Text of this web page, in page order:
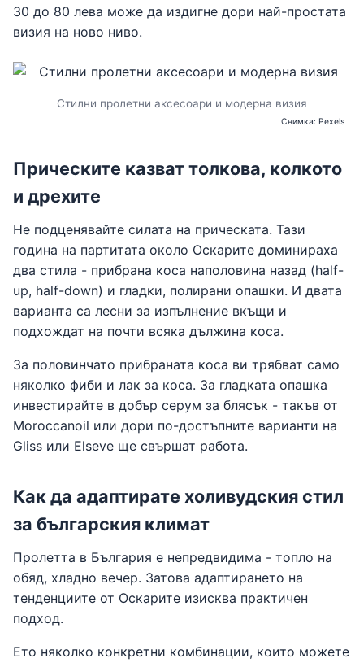
30 до 80 лева може да издигне дори най-простата
визия на ново ниво.
Стилни пролетни аксесоари и модерна визия
Снимка: Pexels
Прическите казват толкова, колкото
и дрехите
Не подценявайте силата на прическата. Тази
година на партитата около Оскарите доминираха
два стила - прибрана коса наполовина назад (half-
up, half-down) и гладки, полирани опашки. И двата
варианта са лесни за изпълнение вкъщи и
подхождат на почти всяка дължина коса.
За половинчато прибраната коса ви трябват само
няколко фиби и лак за коса. За гладката опашка
инвестирайте в добър серум за блясък - такъв от
Moroccanoil или дори по-достъпните варианти на
Gliss или Elseve ще свършат работа.
Как да адаптирате холивудския стил
за българския климат
Пролетта в България е непредвидима - топло на
обяд, хладно вечер. Затова адаптирането на
тенденциите от Оскарите изисква практичен
подход.
Ето няколко конкретни комбинации, които можете